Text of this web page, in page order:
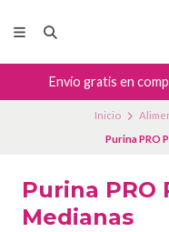
Envío gratis en
Inicio
Purina PRO
Purina PRO
Medianas